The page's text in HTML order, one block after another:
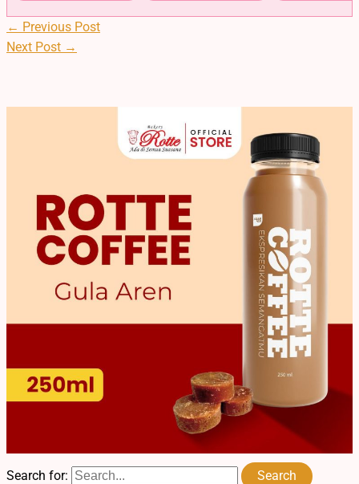
← Previous Post
Next Post →
Search for: